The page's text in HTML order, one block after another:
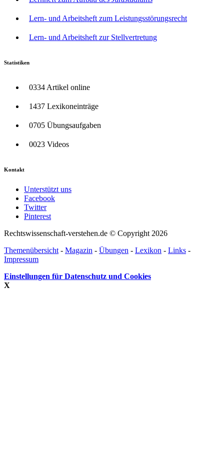
Lern- und Arbeitsheft zum Leistungsstörungsrecht
Lern- und Arbeitsheft zur Stellvertretung
Statistiken
0334 Artikel online
1437 Lexikoneinträge
0705 Übungsaufgaben
0023 Videos
Kontakt
Unterstützt uns
Facebook
Twitter
Pinterest
Rechtswissenschaft-verstehen.de © Copyright 2026
Themenübersicht - Magazin - Übungen - Lexikon - Links -
Impressum
Einstellungen für Datenschutz und Cookies
X